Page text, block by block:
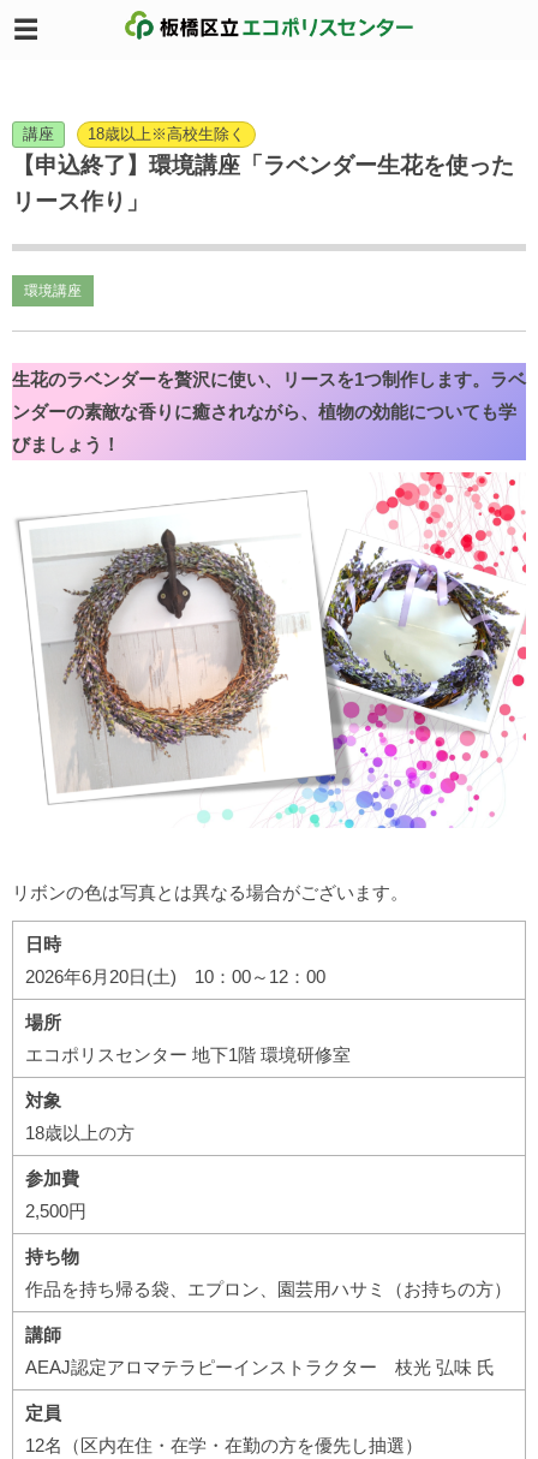
講座 18歳以上※高校生除く
【申込終了】環境講座「ラベンダー生花を使った
リース作り」
環境講座
生花のラベンダーを贅沢に使い、リースを1つ制作します。ラベ
ンダーの素敵な香りに癒されながら、植物の効能についても学
びましょう！
リボンの色は写真とは異なる場合がございます。
日時
2026年6月20日(土) 10：00～12：00
場所
エコポリスセンター 地下1階 環境研修室
対象
18歳以上の方
参加費
2,500円
持ち物
作品を持ち帰る袋、エプロン、園芸用ハサミ（お持ちの方）
講師
AEAJ認定アロマテラピーインストラクター 枝光 弘味 氏
定員
12名（区内在住・在学・在勤の方を優先し抽選）